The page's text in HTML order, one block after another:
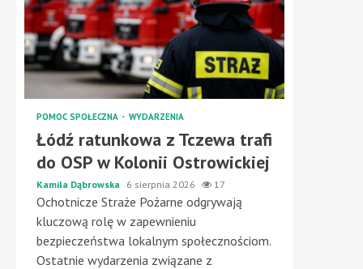
POMOC SPOŁECZNA WYDARZENIA
Łódź ratunkowa z Tczewa trafi
do OSP w Kolonii Ostrowickiej
Kamila Dąbrowska 6 sierpnia 2026 17
Ochotnicze Straże Pożarne odgrywają
kluczową rolę w zapewnieniu
bezpieczeństwa lokalnym społecznościom.
Ostatnie wydarzenia związane z